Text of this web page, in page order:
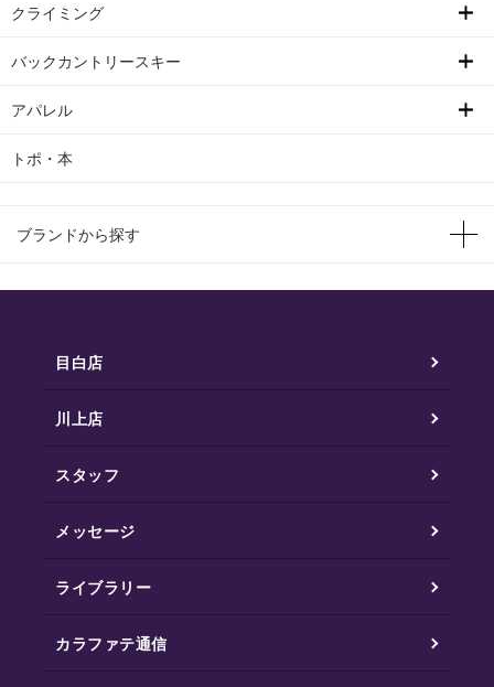
クライミング
バックカントリースキー
アパレル
トポ・本
ブランドから探す
目白店
川上店
スタッフ
メッセージ
ライブラリー
カラファテ通信